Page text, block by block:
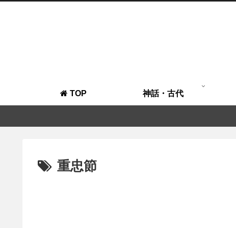
TOP 神話・古代
重忠節